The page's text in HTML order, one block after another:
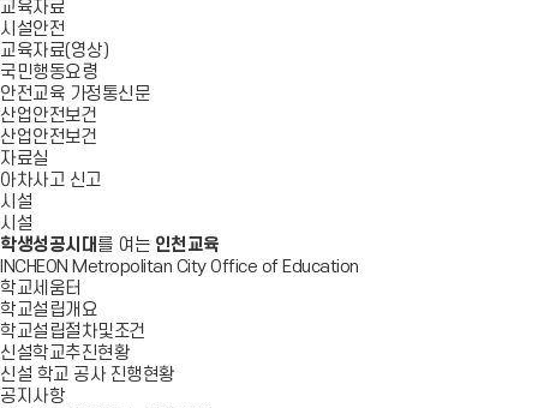
교육자료
시설안전
교육자료(영상)
국민행동요령
안전교육 가정통신문
산업안전보건
산업안전보건
자료실
아차사고 신고
시설
시설
학생성공시대 를 여는 인천교육
INCHEON Metropolitan City Office of Education
학교세움터
학교설립개요
학교설립절차및조건
신설학교추진현황
신설 학교 공사 진행현황
공지사항